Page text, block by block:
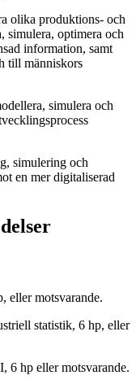
olika produktions- och
simulera, optimera och
information, samt
till människors
simulera och
simulering och
en mer digitaliserad
eller motsvarande.
statistik, 6 hp, eller
6 hp eller motsvarande.